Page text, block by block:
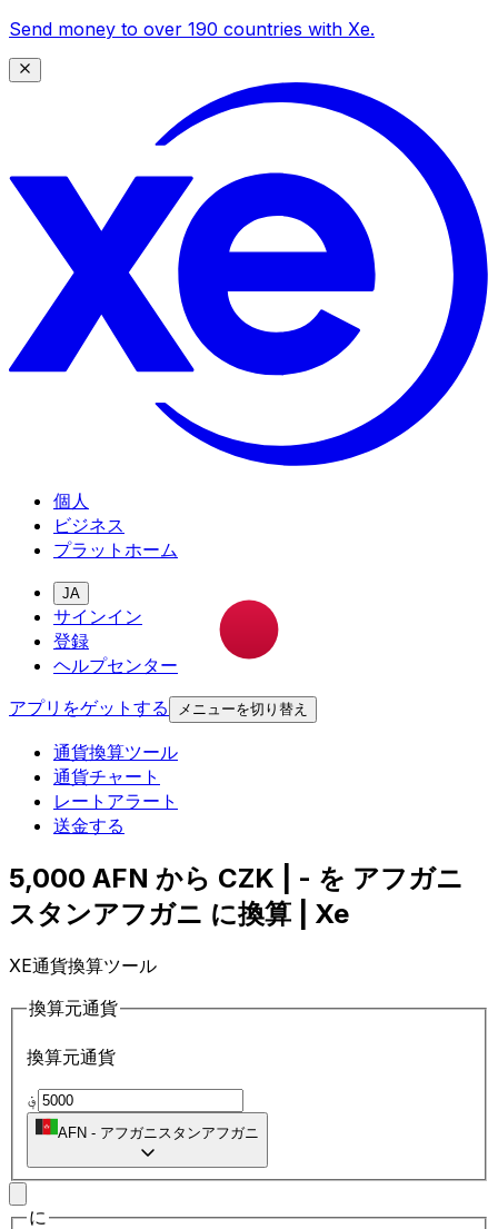
Send money to over 190 countries with Xe.
個人
ビジネス
プラットホーム
JA
サインイン
登録
ヘルプセンター
アプリをゲットする
メニューを切り替え
通貨換算ツール
通貨チャート
レートアラート
送金する
5,000 AFN から CZK | - を アフガニ
スタンアフガニ に換算 | Xe
XE通貨換算ツール
換算元通貨
換算元通貨
؋
AFN - アフガニスタンアフガニ
に